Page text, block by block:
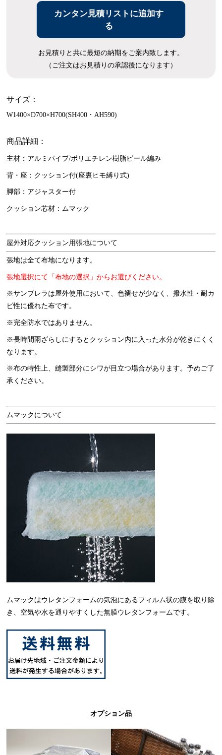
カンタン見積リストに追加す
る
お見積りと共に最短の納期をご案内致します。
（ご注文はお見積りの承認後になります）
サイズ：
W1400×D700×H700(SH400・AH590)
商品詳細：
主材：アルミパイプ/ポリエチレン樹脂ピール編み
背・座：クッション付(座裏ヒモ縛り式)
脚部：アジャスター付
クッション芯材：ムマック
屋外対応クッション用張地について
張地は全て布地になります。
張地選択にて「布地の選択」からお選びください。
※サンブレラは屋外使用において、色褪せが少なく、撥水性・耐カ
ビ性に優れた布です。
※完全防水ではありません。
※長時間雨ざらしにするとクッション内に入った水分が乾きにくく
なります。
※布の特性上、縫製部分にシワが目立つ場合があります。予めご了
承ください。
ムマックについて
ムマックはウレタンフォームの気泡にあるフィルム状の膜を取り除
き、空気や水を通りやすくした無膜ウレタンフォームです。
オプション品